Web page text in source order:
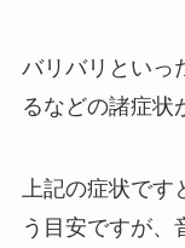
バリバリといっ
るなどの諸症状
上記の症状です
う目安ですが、